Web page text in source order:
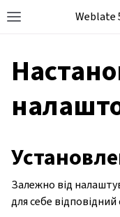
Toggle site Weblate
Залежно від
для себе